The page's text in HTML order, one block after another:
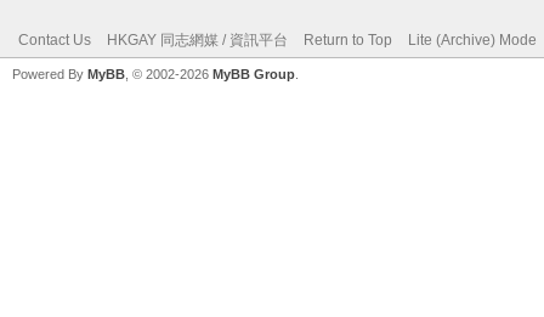
Contact Us HKGAY 同志網媒 / 資訊平台 Return to Top Lite (Archive) Mode
Powered By MyBB , © 2002-2026 MyBB Group